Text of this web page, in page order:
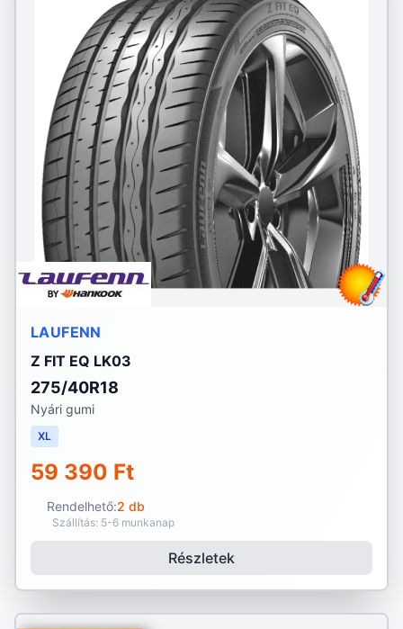
LAUFENN
Z FIT EQ LK03
275/40R18
Nyári gumi
XL
59 390 Ft
Rendelhető:2 db
Szállítás: 5-6 munkanap
Részletek